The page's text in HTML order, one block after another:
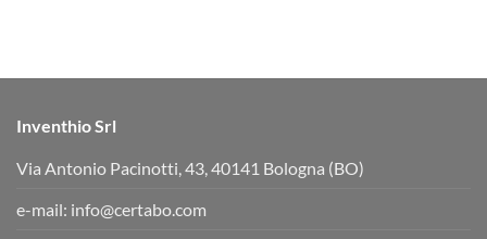
Inventhio Srl
Via Antonio Pacinotti, 43, 40141 Bologna (BO)
e-mail: info@certabo.com